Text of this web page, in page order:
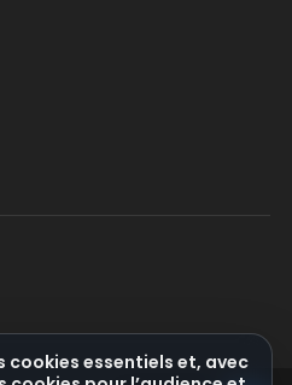
cookies essentiels et, avec